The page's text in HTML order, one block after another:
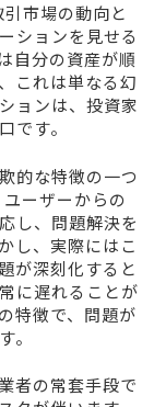
市場の動向と
ションを見せる
自分の資産が順
これは単なる幻
ョンは、投資家
です。
的な特徴の一つ
ーザーからの
し、問題解決を
し、実際にはこ
が深刻化すると
に遅れることが
特徴で、問題が
。
者の常套手段で